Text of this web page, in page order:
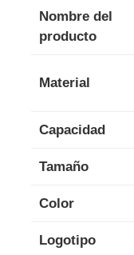
Nombre del
producto
Material
Capacidad
Tamaño
Color
Logotipo